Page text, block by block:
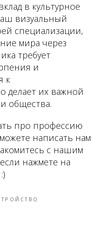
в культурное
визуальный
специализации,
мира через
требует
и
к
делает их важной
общества.
про профессию
написать нам
с нашим
нажмете на